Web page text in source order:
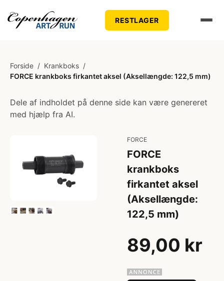
RESTLAGER
Forside / Krankboks /
FORCE krankboks firkantet aksel (Aksellængde: 122,5 mm)
Dele af indholdet på denne side kan være genereret
med hjælp fra AI.
FORCE
FORCE
krankboks
firkantet aksel
(Aksellængde:
122,5 mm)
89,00 kr